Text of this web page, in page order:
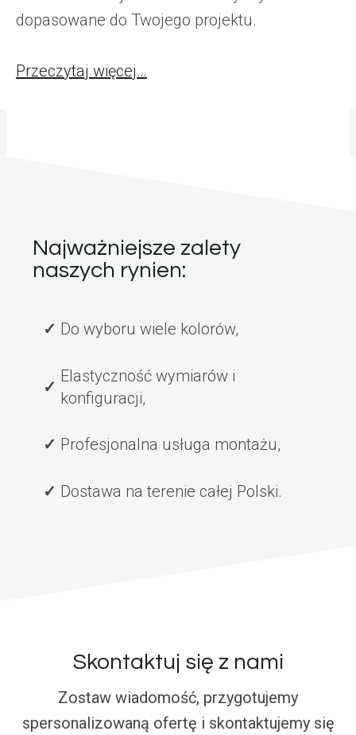
dopasowane do Twojego projektu.
Przeczytaj więcej…
Najważniejsze zalety
naszych rynien:
Do wyboru wiele kolorów,
Elastyczność wymiarów i
konfiguracji,
Profesjonalna usługa montażu,
Dostawa na terenie całej Polski.
Skontaktuj się z nami
Zostaw wiadomość, przygotujemy
spersonalizowaną ofertę i skontaktujemy się